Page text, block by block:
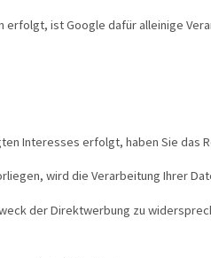
ist Google dafür alleinige
Interesses erfolgt, haben Sie das
wird die Verarbeitung Ihrer
der Direktwerbung zu